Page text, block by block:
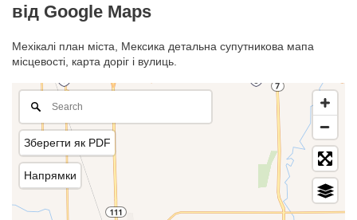
від Google Maps
Мехікалі план міста, Мексика детальна супутникова мапа
місцевості, карта доріг і вулиць.
Зберегти як PDF
Напрямки